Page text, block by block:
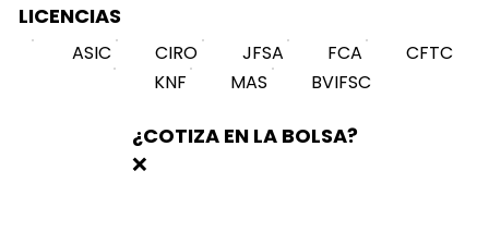
LICENCIAS
ASIC CIRO JFSA FCA
CFTC
KNF
MAS BVIFSC
¿COTIZA EN LA BOLSA?
❌